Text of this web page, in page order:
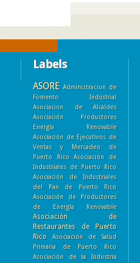
Labels
ASORE Administracion de
Fomento Industrial
Asociacion de Alcaldes
Asociación Productores
Energía Renovable
Asociación de Ejecutivos de
Ventas y Mercadeo de
Puerto Rico
Asociación de
Industriales de Puerto Rico
Asociación de Industriales
del Pan de Puerto Rico
Asociación de Productores
de Energía Renovable
Asociación de
Restaurantes de Puerto
Rico
Asociación de Salud
Primaria de Puerto Rico
Asociación de la Industria